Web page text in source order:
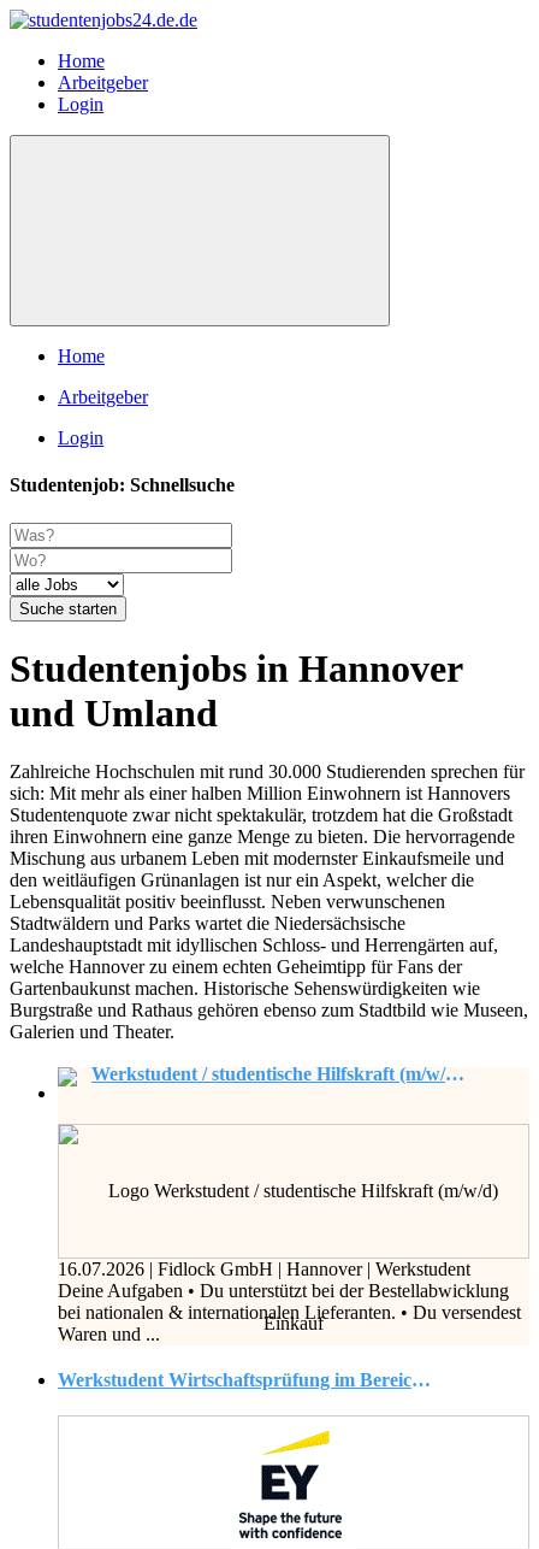
Home
Arbeitgeber
Login
Home
Arbeitgeber
Login
Studentenjob: Schnellsuche
Suche starten
Studentenjobs in Hannover
und Umland
Zahlreiche Hochschulen mit rund 30.000 Studierenden sprechen für
sich: Mit mehr als einer halben Million Einwohnern ist Hannovers
Studentenquote zwar nicht spektakulär, trotzdem hat die Großstadt
ihren Einwohnern eine ganze Menge zu bieten. Die hervorragende
Mischung aus urbanem Leben mit modernster Einkaufsmeile und
den weitläufigen Grünanlagen ist nur ein Aspekt, welcher die
Lebensqualität positiv beeinflusst. Neben verwunschenen
Stadtwäldern und Parks wartet die Niedersächsische
Landeshauptstadt mit idyllischen Schloss- und Herrengärten auf,
welche Hannover zu einem echten Geheimtipp für Fans der
Gartenbaukunst machen. Historische Sehenswürdigkeiten wie
Burgstraße und Rathaus gehören ebenso zum Stadtbild wie Museen,
Galerien und Theater.
Werkstudent / studentische Hilfskraft (m/w/d) Einkauf
16.07.2026 | Fidlock GmbH | Hannover | Werkstudent
Deine Aufgaben • Du unterstützt bei der Bestellabwicklung
bei nationalen & internationalen Lieferanten. • Du versendest
Waren und ...
Werkstudent Wirtschaftsprüfung im Bereich Versicherungen - Assurance (Financial Services) (w/m/d)